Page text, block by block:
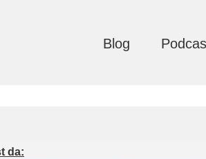
Blog
da: